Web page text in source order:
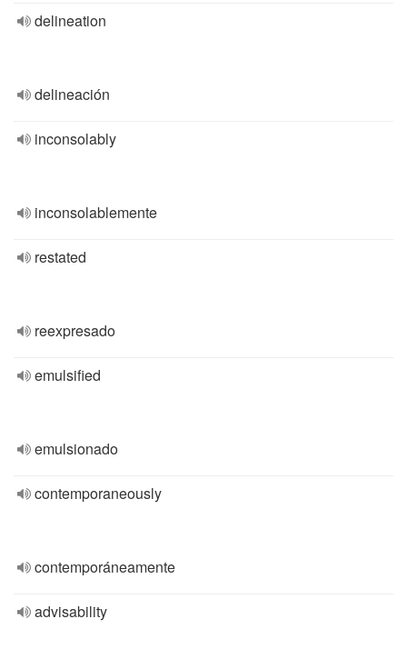
delineation
delineación
inconsolably
inconsolablemente
restated
reexpresado
emulsified
emulsionado
contemporaneously
contemporáneamente
advisability